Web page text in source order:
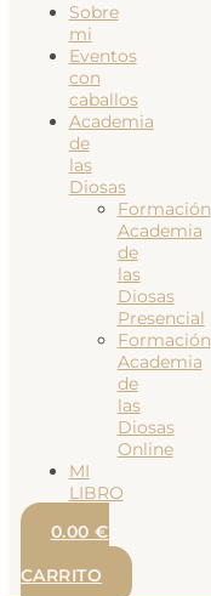
Sobre
mi
Eventos
con
caballos
Academia
de
las
Diosas
Formación
Academia
de
las
Diosas
Presencial
Formación
Academia
de
las
Diosas
Online
MI
LIBRO
0.00€
CARRITO